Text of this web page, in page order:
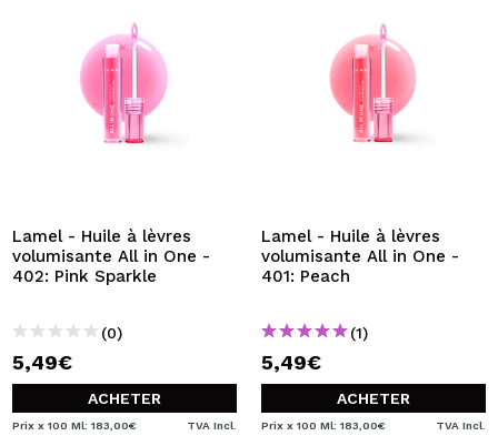
Lamel - Huile à lèvres
volumisante All in One -
402: Pink Sparkle
(0)
5,49€
ACHETER
Prix x 100 Ml: 183,00€ TVA Incl.
Lamel - Huile à lèvres
volumisante All in One -
401: Peach
(1)
5,49€
ACHETER
Prix x 100 Ml: 183,00€ TVA Incl.